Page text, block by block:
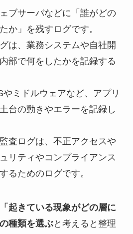
ブサーバなどに「誰がどの
か」を残すログです。
は、業務システムや自社開
部で何をしたかを記録する
ミドルウェアなど、アプリ
台の動きやエラーを記録し
査ログは、不正アクセスや
リティやコンプライアンス
るためのログです。
「起きている現象がどの層に
種類を選ぶと考えると整理